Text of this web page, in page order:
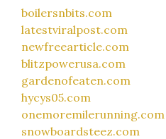
boilersnbits.com
latestviralpost.com
newfreearticle.com
blitzpowerusa.com
gardenofeaten.com
hycys05.com
onemoremilerunning.com
snowboardsteez.com